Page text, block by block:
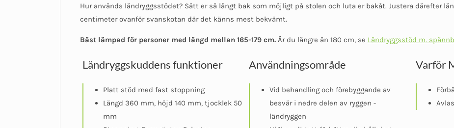
Hur används ländryggsstödet? Sätt er så långt bak som möjligt på stolen och luta er bakåt. Justera därefter
centimeter ovanför svanskotan där det känns mest bekvämt.
Bäst lämpad för personer med längd mellan 165-179 cm. Är du längre än 180 cm, se Ländryggsstöd m.
Ländryggskuddens funktioner
Platt stöd med fast stoppning
Längd 360 mm, höjd 140 mm, tjocklek 50
mm
Användningsområde
Vid behandling och förebyggande av
besvär i nedre delen av ryggen -
ländryggen
Varför